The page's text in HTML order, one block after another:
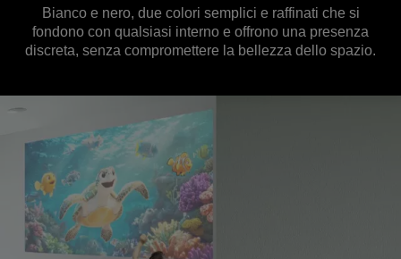
Bianco e nero, due colori semplici e raffinati che si
fondono con qualsiasi interno e offrono una presenza
discreta, senza compromettere la bellezza dello spazio.